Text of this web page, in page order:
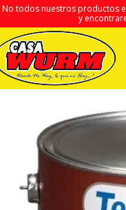
No todos nuestros productos
y